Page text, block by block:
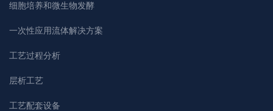
细胞培养和微生物发酵
一次性应用流体解决方案
工艺过程分析
层析工艺
工艺配套设备